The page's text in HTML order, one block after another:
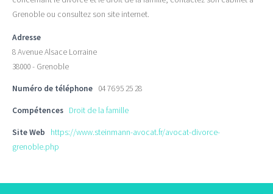
Grenoble ou consultez son site internet.
Adresse
8 Avenue Alsace Lorraine
38000 - Grenoble
Numéro de téléphone 04 76 95 25 28
Compétences Droit de la famille
Site Web
https://www.steinmann-avocat.fr/avocat-divorce-
grenoble.php